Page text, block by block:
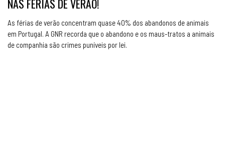
NAS FÉRIAS DE VERÃO!
As férias de verão concentram quase 40% dos abandonos de animais
em Portugal. A GNR recorda que o abandono e os maus-tratos a animais
de companhia são crimes puníveis por lei.